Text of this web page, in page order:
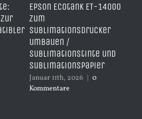
Epson Ecotank ET-14000
zum
Sublimationsdrucker
umbauen /
Sublimationstinte und
Sublimationspapier
Januar 11th, 2026 | 0
Kommentare